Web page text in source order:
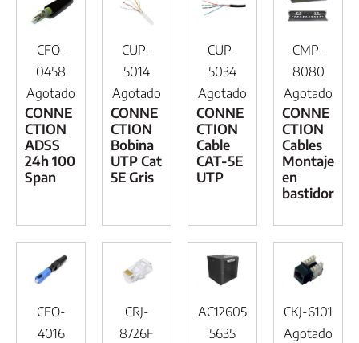
CFO-
0458
Agotado
CONNE
CTION
ADSS
24h 100
Span
CUP-
5014
Agotado
CONNE
CTION
Bobina
UTP Cat
5E Gris
CUP-
5034
Agotado
CONNE
CTION
Cable
CAT-5E
UTP
CMP-
8080
Agotado
CONNE
CTION
Cables
Montaje
en
bastidor
CFO-
4016
CRJ-
8726F
AC12605
5635
CKJ-6101
Agotado